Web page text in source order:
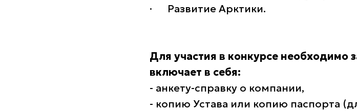
· Развитие Арктики.
Для участия в конкурсе необходимо
включает в себя:
- анкету-справку о компании,
- копию Устава или копию паспорта